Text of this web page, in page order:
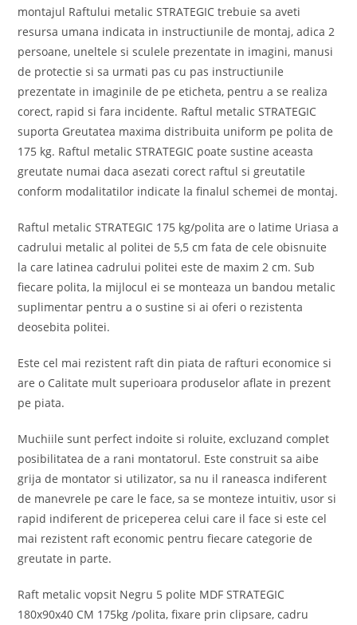
montajul Raftului metalic STRATEGIC trebuie sa aveti
resursa umana indicata in instructiunile de montaj, adica 2
persoane, uneltele si sculele prezentate in imagini, manusi
de protectie si sa urmati pas cu pas instructiunile
prezentate in imaginile de pe eticheta, pentru a se realiza
corect, rapid si fara incidente. Raftul metalic STRATEGIC
suporta Greutatea maxima distribuita uniform pe polita de
175 kg. Raftul metalic STRATEGIC poate sustine aceasta
greutate numai daca asezati corect raftul si greutatile
conform modalitatilor indicate la finalul schemei de montaj.
Raftul metalic STRATEGIC 175 kg/polita are o latime Uriasa a
cadrului metalic al politei de 5,5 cm fata de cele obisnuite
la care latinea cadrului politei este de maxim 2 cm. Sub
fiecare polita, la mijlocul ei se monteaza un bandou metalic
suplimentar pentru a o sustine si ai oferi o rezistenta
deosebita politei.
Este cel mai rezistent raft din piata de rafturi economice si
are o Calitate mult superioara produselor aflate in prezent
pe piata.
Muchiile sunt perfect indoite si roluite, excluzand complet
posibilitatea de a rani montatorul. Este construit sa aibe
grija de montator si utilizator, sa nu il raneasca indiferent
de manevrele pe care le face, sa se monteze intuitiv, usor si
rapid indiferent de priceperea celui care il face si este cel
mai rezistent raft economic pentru fiecare categorie de
greutate in parte.
Raft metalic vopsit Negru 5 polite MDF STRATEGIC
180x90x40 CM 175kg /polita, fixare prin clipsare, cadru